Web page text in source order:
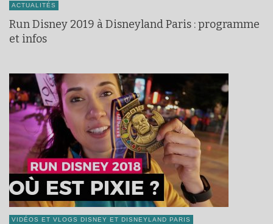
ACTUALITÉS
Run Disney 2019 à Disneyland Paris : programme
et infos
VIDÉOS ET VLOGS DISNEY ET DISNEYLAND PARIS